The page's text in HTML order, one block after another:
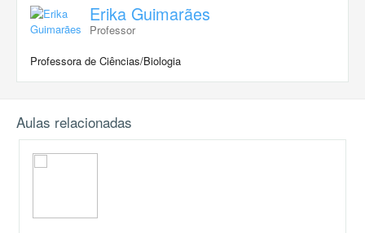
Erika Guimarães
Professor
Professora de Ciências/Biologia
Aulas relacionadas